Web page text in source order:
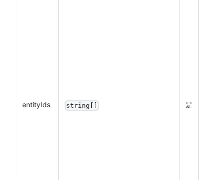
entityIds string[] 是
集合
1、
模板
长期
性模
板 id
不可
使